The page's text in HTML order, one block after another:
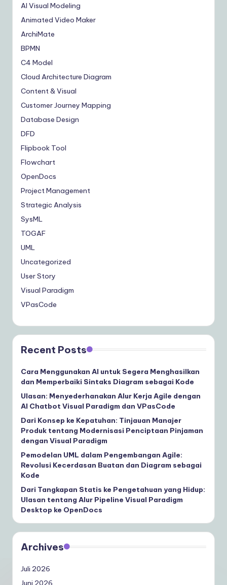
AI Visual Modeling
Animated Video Maker
ArchiMate
BPMN
C4 Model
Cloud Architecture Diagram
Content & Visual
Customer Journey Mapping
Database Design
DFD
Flipbook Tool
Flowchart
OpenDocs
Project Management
Strategic Analysis
SysML
TOGAF
UML
Uncategorized
User Story
Visual Paradigm
VPasCode
Recent Posts
Cara Menggunakan AI untuk Segera Menghasilkan
dan Memperbaiki Sintaks Diagram sebagai Kode
Ulasan: Menyederhanakan Alur Kerja Agile dengan
AI Chatbot Visual Paradigm dan VPasCode
Dari Konsep ke Kepatuhan: Tinjauan Manajer
Produk tentang Modernisasi Penciptaan Pinjaman
dengan Visual Paradigm
Pemodelan UML dalam Pengembangan Agile:
Revolusi Kecerdasan Buatan dan Diagram sebagai
Kode
Dari Tangkapan Statis ke Pengetahuan yang Hidup:
Ulasan tentang Alur Pipeline Visual Paradigm
Desktop ke OpenDocs
Archives
Juli 2026
Juni 2026